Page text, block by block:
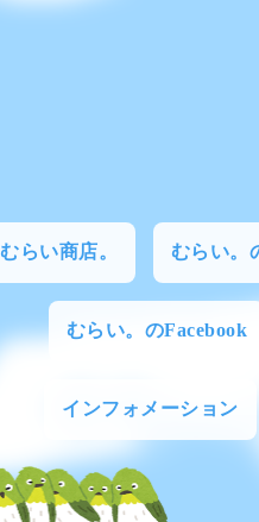
むらい商店。 むらい。
むらい。のFacebook
インフォメーション